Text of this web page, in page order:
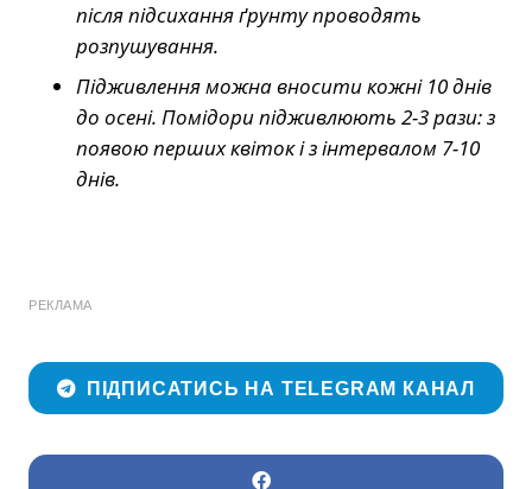
після підсихання ґрунту проводять
розпушування.
Підживлення можна вносити кожні 10 днів
до осені. Помідори підживлюють 2-3 рази: з
появою перших квіток і з інтервалом 7-10
днів.
РЕКЛАМА
ПІДПИСАТИСЬ НА TELEGRAM КАНАЛ